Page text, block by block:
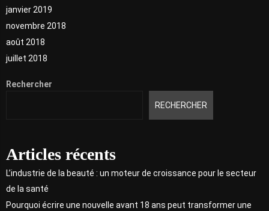
janvier 2019
novembre 2018
août 2018
juillet 2018
Rechercher
RECHERCHER
Articles récents
L’industrie de la beauté : un moteur de croissance pour le secteur
de la santé
Pourquoi écrire une nouvelle avant 18 ans peut transformer une